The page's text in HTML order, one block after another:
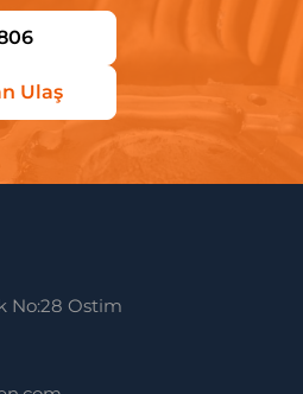
Ulaş
No:28 Ostim